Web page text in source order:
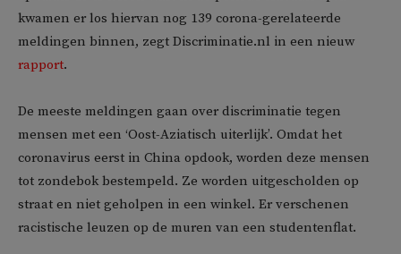
kwamen er los hiervan nog 139 corona-gerelateerde
meldingen binnen, zegt Discriminatie.nl in een nieuw
rapport.
De meeste meldingen gaan over discriminatie tegen
mensen met een ‘Oost-Aziatisch uiterlijk’. Omdat het
coronavirus eerst in China opdook, worden deze mensen
tot zondebok bestempeld. Ze worden uitgescholden op
straat en niet geholpen in een winkel. Er verschenen
racistische leuzen op de muren van een studentenflat.